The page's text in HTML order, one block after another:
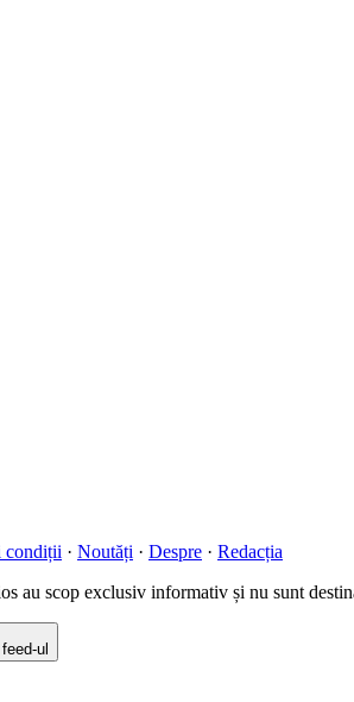
condiții · Noutăți · Despre · Redacția
au scop exclusiv informativ și nu sunt
ul